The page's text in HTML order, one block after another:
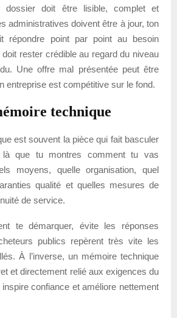
dossier doit être lisible, complet et
administratives doivent être à jour, ton
répondre point par point au besoin
rester crédible au regard du niveau
Une offre mal présentée peut être
entreprise est compétitive sur le fond.
technique
est souvent la pièce qui fait basculer
là que tu montres comment tu vas
moyens, quelle organisation, quel
qualité et quelles mesures de
de service.
te démarquer, évite les réponses
publics repèrent très vite les
À l’inverse, un mémoire technique
et directement relié aux exigences du
confiance et améliore nettement